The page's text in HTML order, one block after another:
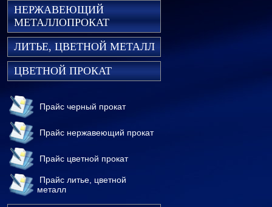
НЕРЖАВЕЮЩИЙ
МЕТАЛЛОПРОКАТ
ЛИТЬЕ, ЦВЕТНОЙ МЕТАЛЛ
ЦВЕТНОЙ ПРОКАТ
Прайс черный прокат
Прайс нержавеющий прокат
Прайс цветной прокат
Прайс литье, цветной
металл